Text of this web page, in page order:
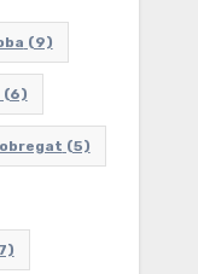
(9)
(6)
(5)